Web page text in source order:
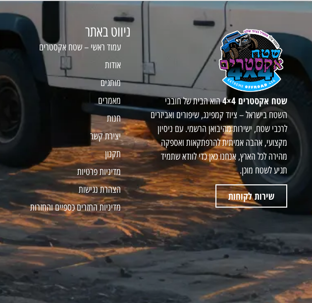
שטח אקסטרים 4×4
הוא הבית של חובבי
השטח בישראל – ציוד קמפינג, שיפורים ואביזרים
לרכבי שטח, ישירות מהיבואן הרשמי. עם ניסיון
מקצועי, אהבה אמיתית להרפתקאות ואספקה
מהירה לכל הארץ, אנחנו כאן כדי לוודא שתמיד
תגיע לשטח מוכן.
שירות לקוחות
ניווט באתר
עמוד ראשי – שטח אקסטרים
אודות
מותגים
מאמרים
חנות
יצירת קשר
תקנון
מדיניות פרטיות
הצהרת נגישות
מדיניות החזרים כספיים והחזרות